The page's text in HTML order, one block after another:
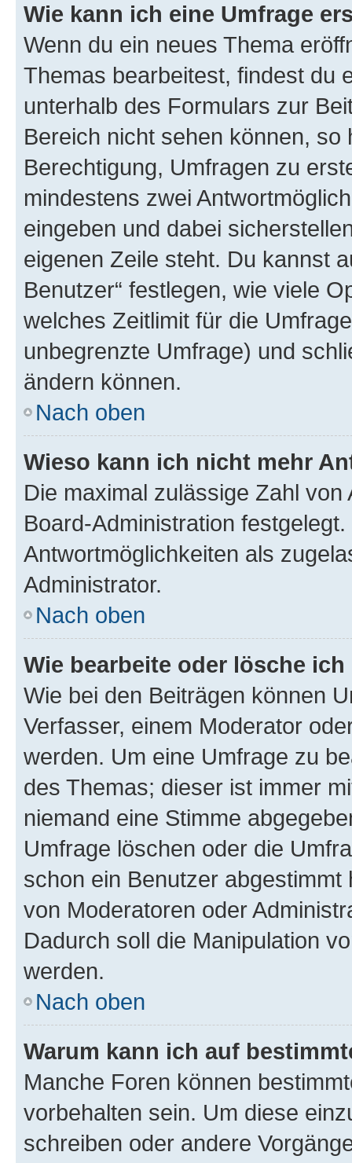
Wie kann ich eine Umfrage
Wenn du ein neues Thema
Themas bearbeitest, findest du
unterhalb des Formulars zur
Bereich nicht sehen können,
Berechtigung, Umfragen zu
mindestens zwei
eingeben und dabei
eigenen Zeile steht. Du kannst
Benutzer“ festlegen, wie viele
welches Zeitlimit für die
unbegrenzte Umfrage) und
ändern können.
Nach oben
Wieso kann ich nicht mehr
Die maximal zulässige Zahl
Board-Administration
Antwortmöglichkeiten als
Administrator.
Nach oben
Wie bearbeite oder lösche
Wie bei den Beiträgen können
Verfasser, einem Moderator
werden. Um eine Umfrage zu
des Themas; dieser ist immer
niemand eine Stimme
Umfrage löschen oder die
schon ein Benutzer
von Moderatoren oder
Dadurch soll die Manipulation
werden.
Nach oben
Warum kann ich auf
Manche Foren können
vorbehalten sein. Um diese
schreiben oder andere